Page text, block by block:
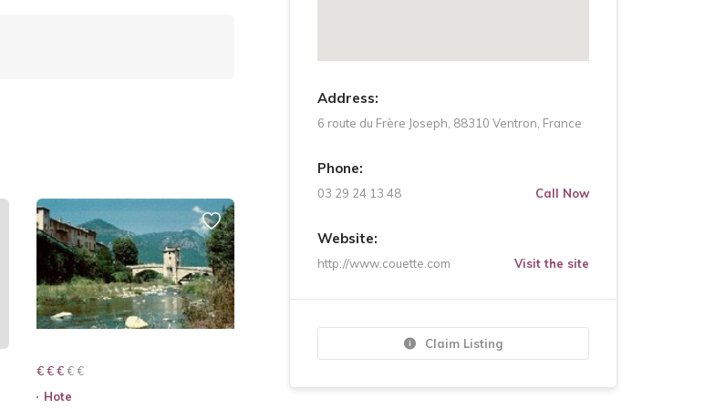
€ € € € €
€ € €
Hote
Address:
6 route du Frère Joseph, 88310 Ventron, France
Phone:
03 29 24 13 48 Call Now
Website:
http://www.couette.com Visit the site
Claim Listing